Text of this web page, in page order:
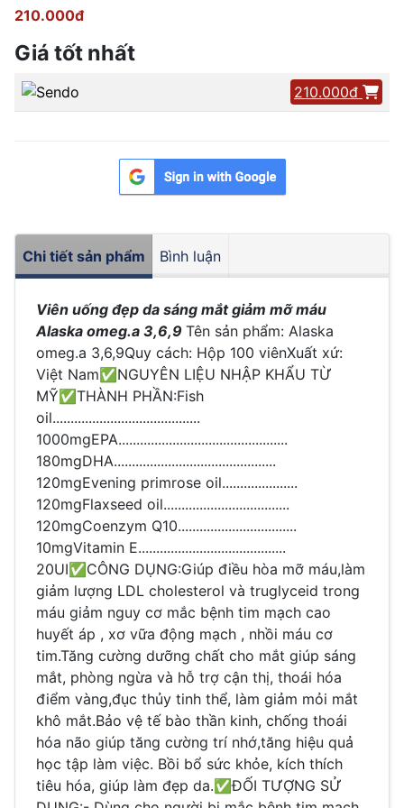
210.000đ
Giá tốt nhất
210.000đ
Chi tiết sản phẩm Bình luận
Viên uống đẹp da sáng mắt giảm mỡ máu
Alaska omeg.a 3,6,9 Tên sản phẩm: Alaska
omeg.a 3,6,9Quy cách: Hộp 100 viênXuất xứ:
Việt Nam✅NGUYÊN LIỆU NHẬP KHẨU TỪ
MỸ✅THÀNH PHẦN:Fish
oil.........................................
1000mgEPA...............................................
180mgDHA.............................................
120mgEvening primrose oil.....................
120mgFlaxseed oil...................................
120mgCoenzym Q10.................................
10mgVitamin E.........................................
20UI✅CÔNG DỤNG:Giúp điều hòa mỡ máu,làm
giảm lượng LDL cholesterol và truglyceid trong
máu giảm nguy cơ mắc bệnh tim mạch cao
huyết áp , xơ vữa động mạch , nhồi máu cơ
tim.Tăng cường dưỡng chất cho mắt giúp sáng
mắt, phòng ngừa và hỗ trợ cận thị, thoái hóa
điểm vàng,đục thủy tinh thể, làm giảm mỏi mắt
khô mắt.Bảo vệ tế bào thần kinh, chống thoái
hóa não giúp tăng cường trí nhớ,tăng hiệu quả
học tập làm việc. Bồi bổ sức khỏe, kích thích
tiêu hóa, giúp làm đẹp da.✅ĐỐI TƯỢNG SỬ